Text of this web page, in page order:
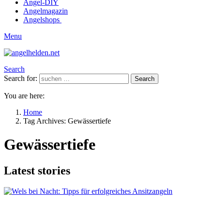
Angel-DIY
Angelmagazin
Angelshops
Menu
Search
Search for:
Search
You are here:
Home
Tag Archives: Gewässertiefe
Gewässertiefe
Latest stories